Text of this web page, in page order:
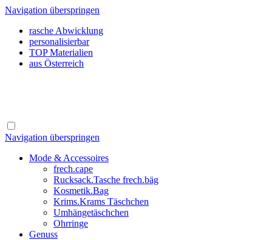
Navigation überspringen
rasche Abwicklung
personalisierbar
TOP Materialien
aus Österreich
Navigation überspringen
Mode & Accessoires
frech.cape
Rucksack.Tasche frech.bäg
Kosmetik.Bag
Krims.Krams Täschchen
Umhängetäschchen
Ohrringe
Genuss